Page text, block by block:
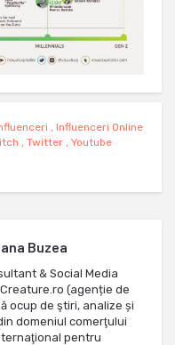
Influenceri Online
Twitter
Youtube
Buzea
& Social Media
(agenție de
ocup de ştiri, analize și
domeniul comerţului
pentru